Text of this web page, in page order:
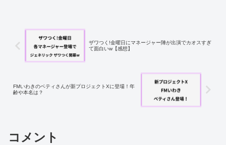
ザワつく!金曜日にマネージャー陣が出演でカオスすぎ
て面白いw【感想】
FMいわきのベティさんが新プロジェクトXに登場！年
齢や本名は？
コメント